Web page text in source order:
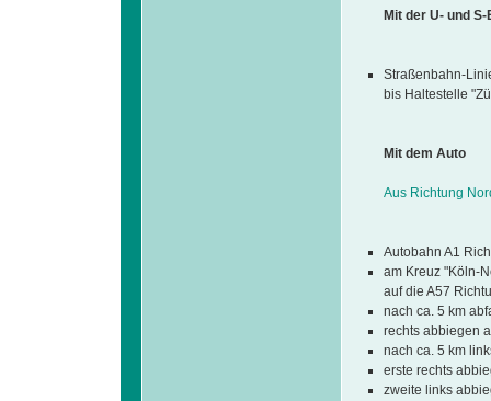
Mit der U- und S-
Straßenbahn-
bis Haltestelle
Mit dem Auto
Aus Richtung
Autobahn A1
am Kreuz "Köln-
auf die A57
nach ca. 5 km
rechts abbiegen
nach ca. 5 km
erste rechts
zweite links